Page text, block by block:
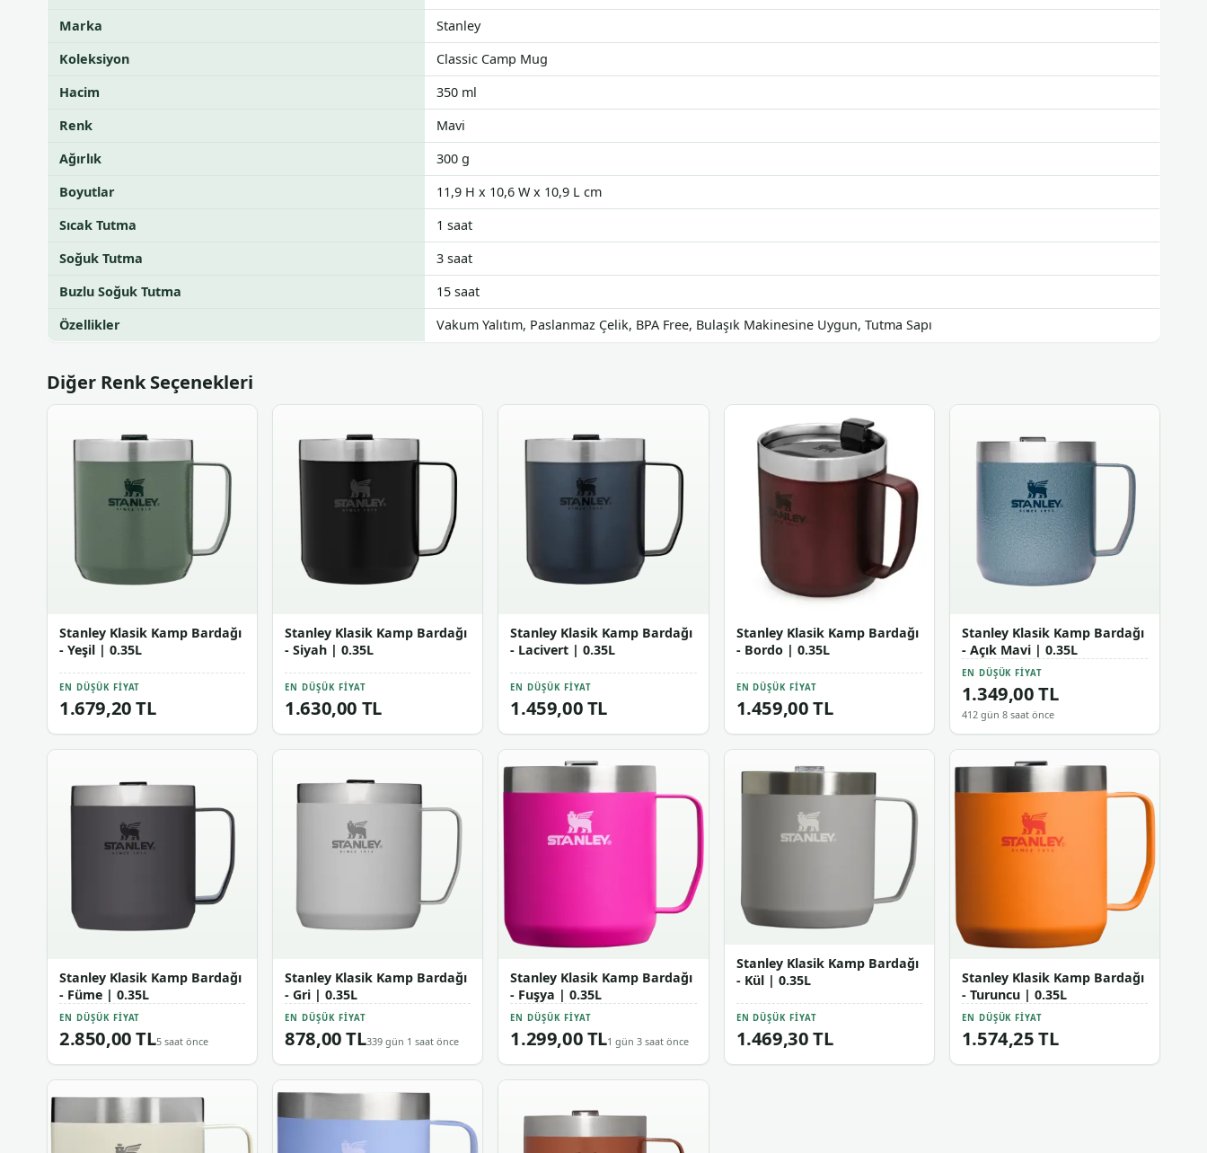
Marka
Stanley
Koleksiyon
Classic Camp Mug
Hacim
350 ml
Renk
Mavi
Ağırlık
300 g
Boyutlar
11,9 H x 10,6 W x 10,9 L cm
Sıcak Tutma
1 saat
Soğuk Tutma
3 saat
Buzlu Soğuk Tutma
15 saat
Özellikler
Vakum Yalıtım, Paslanmaz Çelik, BPA Free, Bulaşık Makinesine Uygun, Tutma Sapı
Diğer Renk Seçenekleri
Stanley Klasik Kamp Bardağı
- Yeşil | 0.35L
EN DÜŞÜK FIYAT
1.679,20 TL
Stanley Klasik Kamp Bardağı
- Siyah | 0.35L
EN DÜŞÜK FIYAT
1.630,00 TL
Stanley Klasik Kamp Bardağı
- Lacivert | 0.35L
EN DÜŞÜK FIYAT
1.459,00 TL
Stanley Klasik Kamp Bardağı
- Bordo | 0.35L
EN DÜŞÜK FIYAT
1.459,00 TL
Stanley Klasik Kamp Bardağı
- Açık Mavi | 0.35L
EN DÜŞÜK FIYAT
1.349,00 TL
412 gün 8 saat önce
Stanley Klasik Kamp Bardağı
- Füme | 0.35L
EN DÜŞÜK FIYAT
2.850,00 TL5 saat önce
Stanley Klasik Kamp Bardağı
- Gri | 0.35L
EN DÜŞÜK FIYAT
878,00 TL339 gün 1 saat önce
Stanley Klasik Kamp Bardağı
- Fuşya | 0.35L
EN DÜŞÜK FIYAT
1.299,00 TL1 gün 3 saat önce
Stanley Klasik Kamp Bardağı
- Kül | 0.35L
EN DÜŞÜK FIYAT
1.469,30 TL
Stanley Klasik Kamp Bardağı
- Turuncu | 0.35L
EN DÜŞÜK FIYAT
1.574,25 TL